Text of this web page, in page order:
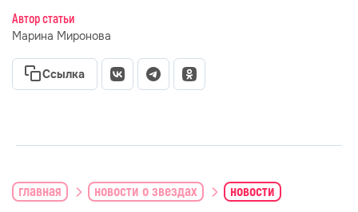
Автор статьи
Марина Миронова
Ссылка
главная новости о звездах новости